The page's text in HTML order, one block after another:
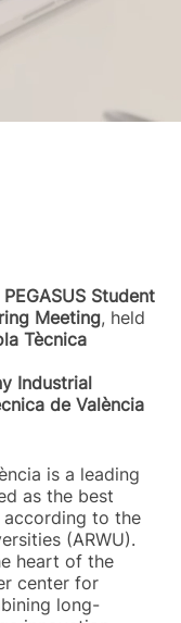
Student
Meeting, held
Tècnica
Industrial
de València
is a leading
as the best
to the
(ARWU).
heart of the
center for
long-